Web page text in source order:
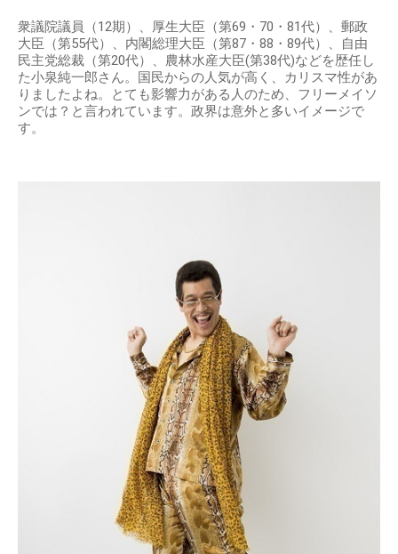
衆議院議員（12期）、厚生大臣（第69・70・81代）、郵政
大臣（第55代）、内閣総理大臣（第87・88・89代）、自由
民主党総裁（第20代）、農林水産大臣(第38代)などを歴任し
た小泉純一郎さん。国民からの人気が高く、カリスマ性があ
りましたよね。とても影響力がある人のため、フリーメイソ
ンでは？と言われています。政界は意外と多いイメージで
す。